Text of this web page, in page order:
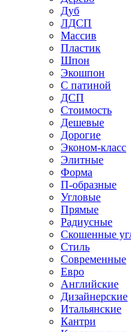
Дуб
ЛДСП
Массив
Пластик
Шпон
Экошпон
С патиной
ДСП
Стоимость
Дешевые
Дорогие
Эконом-класс
Элитные
Форма
П-образные
Угловые
Прямые
Радиусные
Скошенные
Стиль
Современные
Евро
Английские
Дизайнерские
Итальянские
Кантри